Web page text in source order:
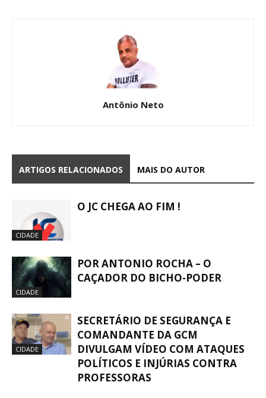
Antônio Neto
ARTIGOS RELACIONADOS MAIS DO AUTOR
CIDADE
O JC CHEGA AO FIM !
CIDADE
POR ANTONIO ROCHA – O
CAÇADOR DO BICHO-PODER
CIDADE
SECRETÁRIO DE SEGURANÇA E
COMANDANTE DA GCM
DIVULGAM VÍDEO COM ATAQUES
POLÍTICOS E INJÚRIAS CONTRA
PROFESSORAS